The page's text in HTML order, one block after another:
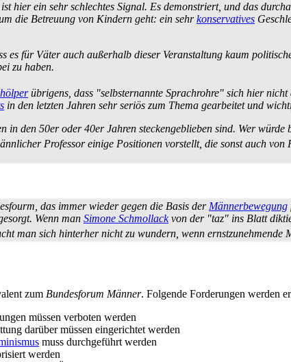
hier ein sehr schlechtes Signal. Es demonstriert, und das
die Betreuung von Kindern geht: ein sehrkonservatives
es für Väter auch außerhalb dieser Veranstaltung kaum
zu haben.
übrigens, dass "selbst­ernannte Sprachrohre" sich hier nicht
in den letzten Jahren sehr seriös zum Thema gearbeitet und
in den 50er oder 40er Jahren stecken­geblieben sind. Wer
Professor einige Positionen vorstellt, die sonst auch von
das immer wieder gegen die Basis der Männerbewegung
Wenn man Simone Schmollackvon der "taz" ins Blatt
man sich hinterher nicht zu wundern, wenn
zum Bundesforum Männer. Folgende Forderungen werden
müssen verboten werden
darüber müssen eingerichtet werden
muss durchgeführt werden
werden